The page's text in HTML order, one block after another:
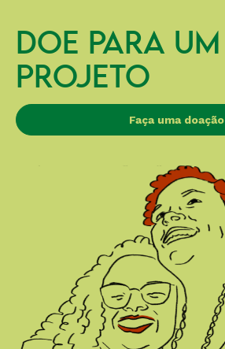
DOE PARA UM
PROJETO
Faça uma doação